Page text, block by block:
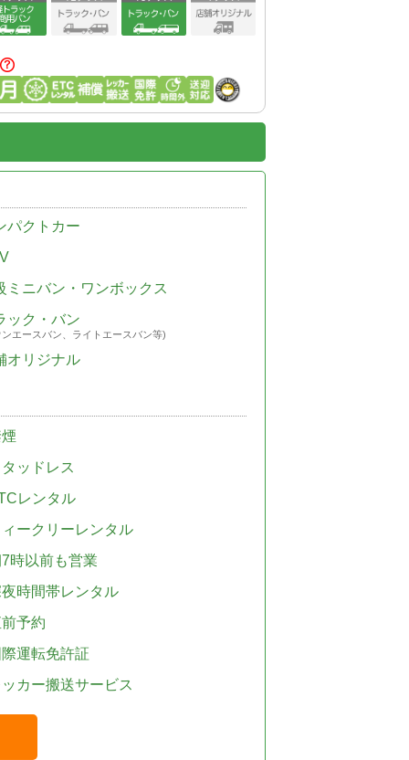
パクトカー
ミニバン・ワンボックス
ック・バン
エースバン、ライトエースバン等)
オリジナル
ッドレス
レンタル
ークリーレンタル
時以前も営業
時間帯レンタル
予約
運転免許証
カー搬送サービス